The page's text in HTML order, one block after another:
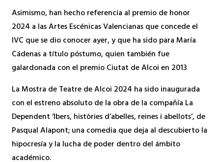
Asimismo, han hecho referencia al premio de honor
2024 a las Artes Escénicas Valencianas que concede el
IVC que se dio conocer ayer, y que ha sido para María
Cádenas a título póstumo, quien también fue
galardonada con el premio Ciutat de Alcoi en 2013
La Mostra de Teatre de Alcoi 2024 ha sido inaugurada
con el estreno absoluto de la obra de la compañía La
Dependent ‘Ibers, històries d’abelles, reines i abellots’, de
Pasqual Alapont; una comedia que deja al descubierto la
hipocresía y la lucha de poder dentro del ámbito
académico.